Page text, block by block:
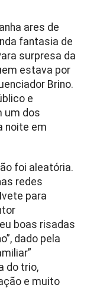
ares de
fantasia de
surpresa da
estava por
Brino.
e
um dos
noite em
foi aleatória.
redes
para
boas risadas
dado pela
do trio,
e muito